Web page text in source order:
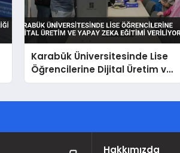
Karabük Üniversitesinde Lise
Öğrencilerine Dijital Üretim ve
Yapay Zeka Eğitimi Veriliyor
Hakkımızda